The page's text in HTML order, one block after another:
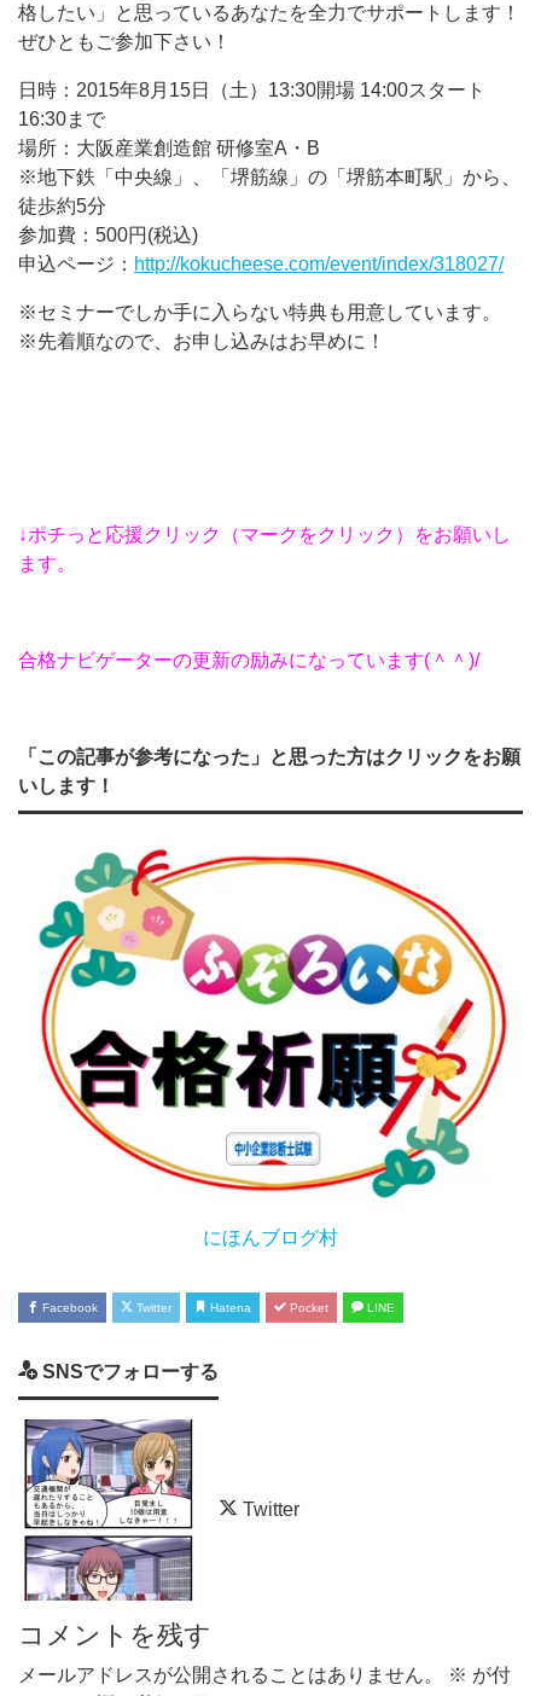
格したい」と思っているあなたを全力でサポートします！
ぜひともご参加下さい！
日時：2015年8月15日（土）13:30開場 14:00スタート
16:30まで
場所：大阪産業創造館 研修室A・B
※地下鉄「中央線」、「堺筋線」の「堺筋本町駅」から、
徒歩約5分
参加費：500円(税込)
申込ページ： http://kokucheese.com/event/index/318027/
※セミナーでしか手に入らない特典も用意しています。
※先着順なので、お申し込みはお早めに！
↓ポチっと応援クリック（マークをクリック）をお願いし
ます。
合格ナビゲーターの更新の励みになっています(＾＾)/
「この記事が参考になった」と思った方はクリックをお願
いします！
にほんブログ村
Facebook Twitter Hatena Pocket LINE
SNSでフォローする
Twitter
コメントを残す
メールアドレスが公開されることはありません。 ※ が付